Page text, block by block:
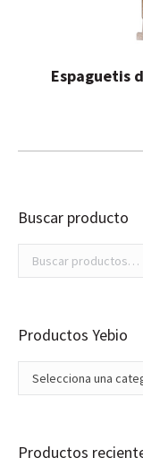
Espaguetis
Buscar producto
Productos Yebio
Selecciona una
Productos